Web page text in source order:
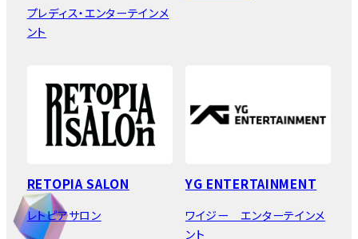
プレディス・エンターテインメ
ント
RETOPIA SALON
レトピアサロン
YG ENTERTAINMENT
ワイジー エンターテインメ
ント